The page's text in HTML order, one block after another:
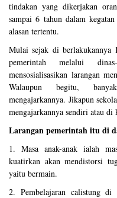
tindakan yang dikerjakan
sampai 6 tahun dalam
alasan tertentu.
Mulai sejak di berlakukannya
pemerintah melalui
mensosialisasikan larangan
Walaupun begitu,
mengajarkannya. Jikapun
mengajarkannya sendiri atau di
Larangan pemerintah itu di
1. Masa anak-anak ialah
kuatirkan akan mendistorsi
yaitu bermain.
2. Pembelajaran calistung